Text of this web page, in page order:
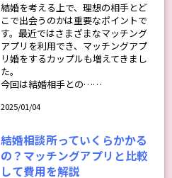
結婚を考える上で、理想の相手とど
こで出会うのかは重要なポイントで
す。最近ではさまざまなマッチング
アプリを利用でき、マッチングアプ
リ婚をするカップルも増えてきまし
た。
今回は結婚相手との……
2025/01/04
結婚相談所っていくらかかる
の？マッチングアプリと比較
して費用を解説